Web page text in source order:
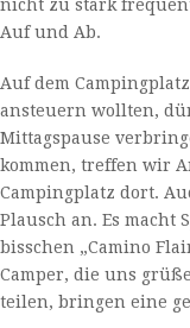
nicht zu stark
Auf und Ab.
Auf dem
ansteuern wollten,
Mittagspause
kommen, treffen wir
Campingplatz dort.
Plausch an. Es macht
bisschen „Camino
Camper, die uns
teilen, bringen eine